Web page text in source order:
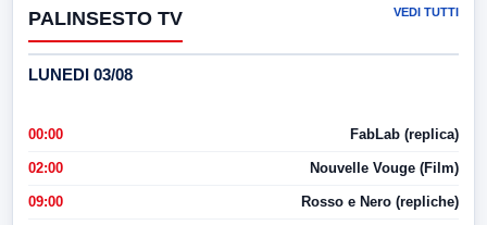
PALINSESTO TV VEDI TUTTI
LUNEDI 03/08
00:00 FabLab (replica)
02:00 Nouvelle Vouge (Film)
09:00 Rosso e Nero (repliche)